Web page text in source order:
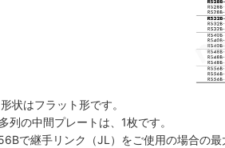
状はフラット形です。
の中間プレートは、1枚です。
で継手リンク（JL）をご使用の場合の最